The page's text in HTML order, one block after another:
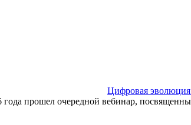
Цифровая эволюция
года прошел очередной вебинар,